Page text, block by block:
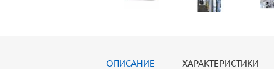
ОПИСАНИЕ ХАРАКТЕРИСТИКИ